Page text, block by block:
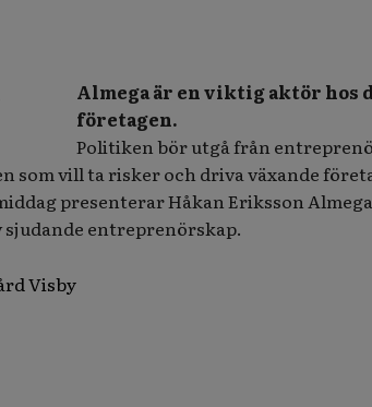
Almega är en viktig aktör hos
företagen.
Politiken bör utgå från
som vill ta risker och driva växande
presenterar Håkan Eriksson
sjudande entreprenörskap.
Visby